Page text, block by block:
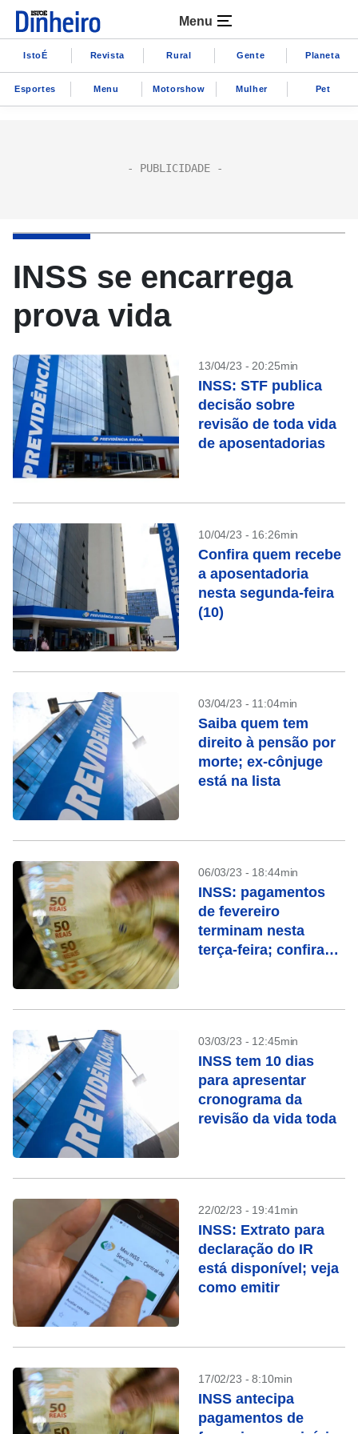
Menu
IstoÉ Revista Rural Gente Planeta
Esportes Menu Motorshow Mulher Pet
INSS se encarrega
prova vida
13/04/23 - 20:25min
INSS: STF publica
decisão sobre
revisão de toda vida
de aposentadorias
10/04/23 - 16:26min
Confira quem recebe
a aposentadoria
nesta segunda-feira
(10)
03/04/23 - 11:04min
Saiba quem tem
direito à pensão por
morte; ex-cônjuge
está na lista
06/03/23 - 18:44min
INSS: pagamentos
de fevereiro
terminam nesta
terça-feira; confira
03/03/23 - 12:45min
INSS tem 10 dias
para apresentar
cronograma da
revisão da vida toda
22/02/23 - 19:41min
INSS: Extrato para
declaração do IR
está disponível; veja
como emitir
17/02/23 - 8:10min
INSS antecipa
pagamentos de